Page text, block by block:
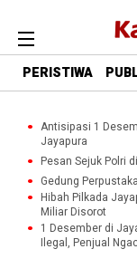
PERISTIWA
Antisipasi 1
Jayapura
Pesan Sejuk Polri
Gedung
Hibah Pilkada
Miliar Disorot
1 Desember di
Ilegal, Penjual